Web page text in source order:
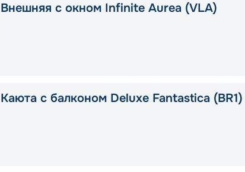
Внешняя с окном Infinite Aurea (VLA)
Каюта с балконом Deluxe Fantastica (BR1)